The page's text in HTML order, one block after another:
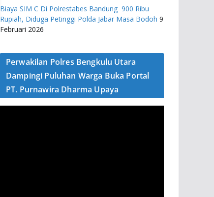
Biaya SIM C Di Polrestabes Bandung 900 Ribu
Rupiah, Diduga Petinggi Polda Jabar Masa Bodoh 9
Februari 2026
Perwakilan Polres Bengkulu Utara
Dampingi Puluhan Warga Buka Portal
PT. Purnawira Dharma Upaya